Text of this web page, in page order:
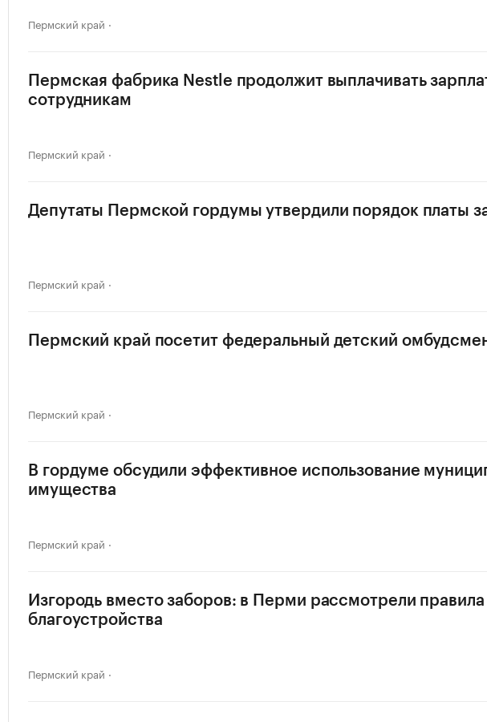
Пермский край
Пермская фабрика Nestle продолжит выплачивать
сотрудникам
Пермский край
Депутаты Пермской гордумы утвердили порядок платы
Пермский край
Пермский край посетит федеральный детский
Пермский край
В гордуме обсудили эффективное использование
имущества
Пермский край
Изгородь вместо заборов: в Перми рассмотрели правила
благоустройства
Пермский край